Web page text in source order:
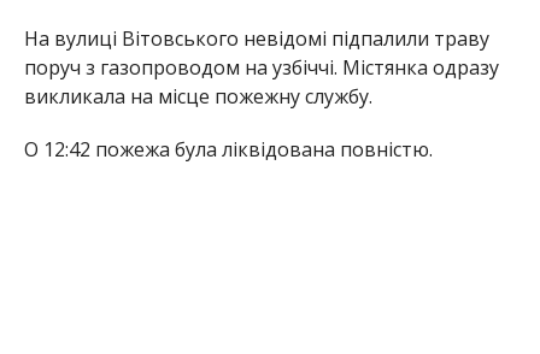
На вулиці Вітовського невідомі підпалили траву
поруч з газопроводом на узбіччі. Містянка одразу
викликала на місце пожежну службу.
О 12:42 пожежа була ліквідована повністю.